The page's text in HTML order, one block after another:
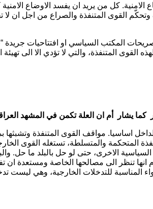
الامنية. كل من يريد ان يفسد الاوضاع
القوى المتنفذة والصراع من اجل ان
المكتب السياسي او افتتاحيات
المتنفذة، والتي لا تؤدي الا الى تهيئة
يشار أم ان العلة تكمن في المشهد
اساسيا. مواقف القوى المتنفذة
المتحكمة والمتسلطة، تستغله القوى
الاخرى، حتى لو حل بالبلد ما حل.
انها تنظر الى مصالحها الخاصة ومستعدة ان
المناسبة للتدخلات الخارجية، وهي ليست